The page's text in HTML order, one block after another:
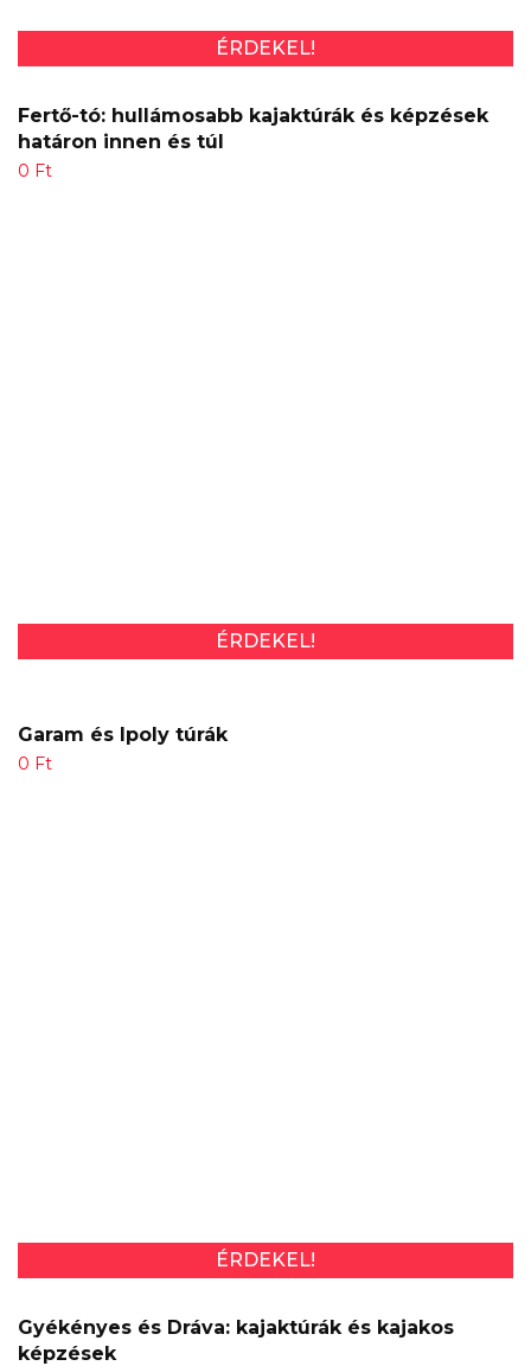
Fertő-tó: hullámosabb kajaktúrák és képzések
határon innen és túl
0 Ft
ÉRDEKEL!
Garam és Ipoly túrák
0 Ft
ÉRDEKEL!
Gyékényes és Dráva: kajaktúrák és kajakos
képzések
ÉRDEKEL!